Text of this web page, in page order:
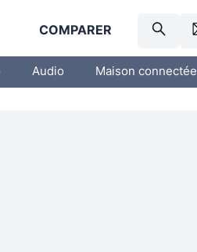
COMPARER
Audio Maison connectée